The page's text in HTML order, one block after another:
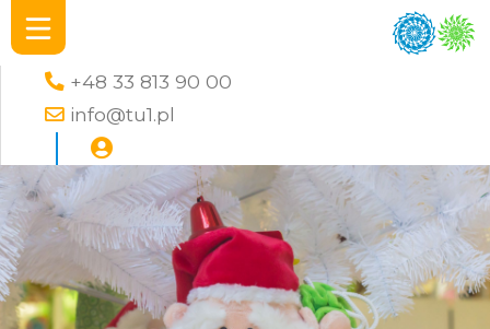
+48 33 813 90 00
info@tu1.pl